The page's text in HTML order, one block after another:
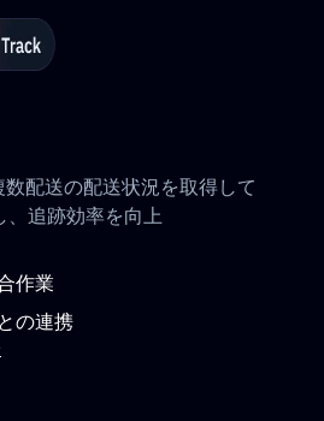
配送の配送状況を取得して
、追跡効率を向上
作業
の連携